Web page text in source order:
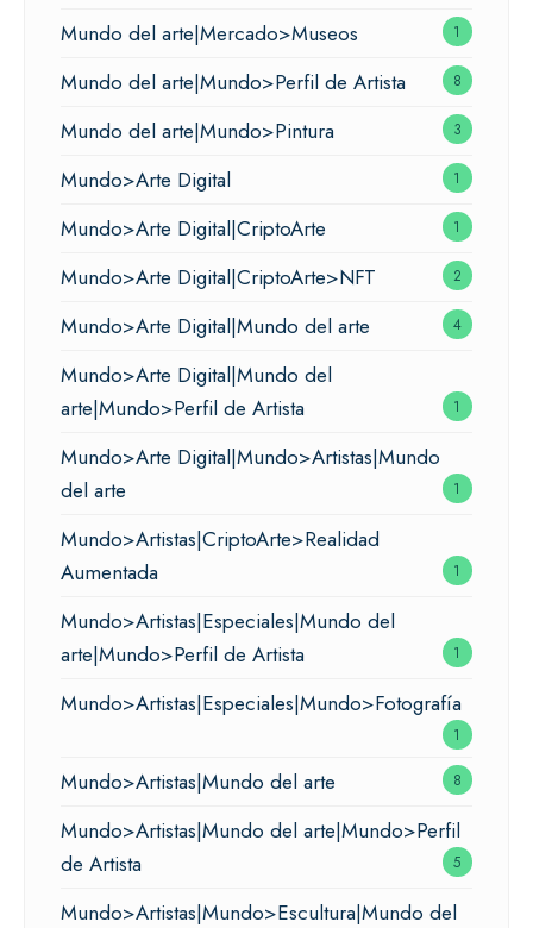
Mundo del arte|Mercado>Museos 1
Mundo del arte|Mundo>Perfil de Artista 8
Mundo del arte|Mundo>Pintura 3
Mundo>Arte Digital 1
Mundo>Arte Digital|CriptoArte 1
Mundo>Arte Digital|CriptoArte>NFT 2
Mundo>Arte Digital|Mundo del arte 4
Mundo>Arte Digital|Mundo del
arte|Mundo>Perfil de Artista
1
Mundo>Arte Digital|Mundo>Artistas|Mundo
del arte
1
Mundo>Artistas|CriptoArte>Realidad
Aumentada
1
Mundo>Artistas|Especiales|Mundo del
arte|Mundo>Perfil de Artista
1
Mundo>Artistas|Especiales|Mundo>Fotografía
1
Mundo>Artistas|Mundo del arte 8
Mundo>Artistas|Mundo del arte|Mundo>Perfil
de Artista
5
Mundo>Artistas|Mundo>Escultura|Mundo del